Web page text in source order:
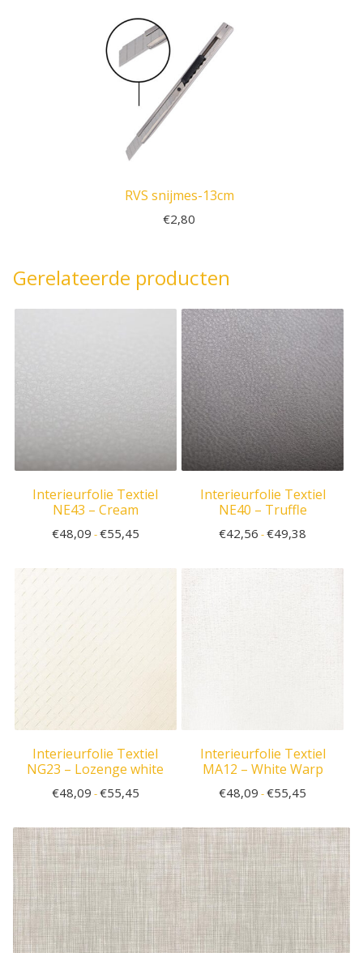
RVS snijmes-13cm
€2,80
Gerelateerde producten
Interieurfolie Textiel
NE43 – Cream
€48,09 -€55,45
Interieurfolie Textiel
NE40 – Truffle
€42,56 -€49,38
Interieurfolie Textiel
NG23 – Lozenge white
€48,09 -€55,45
Interieurfolie Textiel
MA12 – White Warp
€48,09 -€55,45